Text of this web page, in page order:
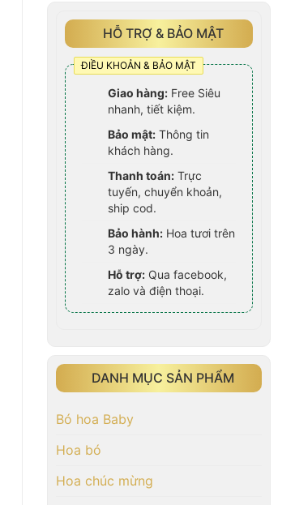
HỖ TRỢ & BẢO MẬT
ĐIỀU KHOẢN & BẢO MẬT
Giao hàng: Free Siêu
nhanh, tiết kiệm.
Bảo mật: Thông tin
khách hàng.
Thanh toán: Trực
tuyến, chuyển khoản,
ship cod.
Bảo hành: Hoa tươi trên
3 ngày.
Hỗ trợ: Qua facebook,
zalo và điện thoại.
DANH MỤC SẢN PHẨM
Bó hoa Baby
Hoa bó
Hoa chúc mừng